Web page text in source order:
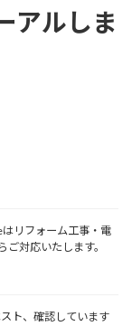
アルしま
はリフォーム工事・電
対応いたします。
ト、確認しています